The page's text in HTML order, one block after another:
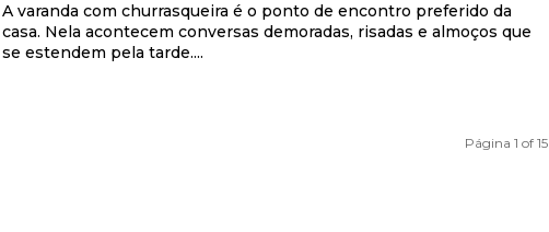
A varanda com churrasqueira é o ponto de encontro preferido da
casa. Nela acontecem conversas demoradas, risadas e almoços que
se estendem pela tarde....
Página 1 of 15